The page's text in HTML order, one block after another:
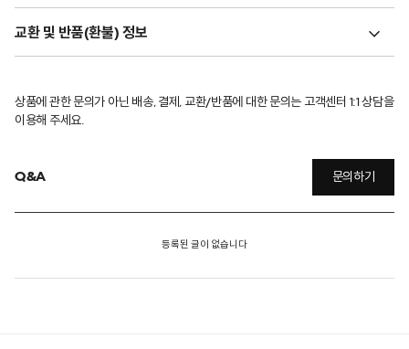
교환 및 반품(환불) 정보
상품에 관한 문의가 아닌 배송, 결제, 교환/반품에 대한 문의는 고객센터 1:1 상담을
이용해 주세요.
Q&A 문의하기
등록된 글이 없습니다